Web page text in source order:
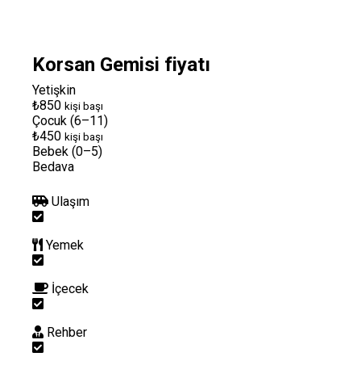
Korsan Gemisi fiyatı
Yetişkin
₺850 kişi başı
Çocuk (6–11)
₺450 kişi başı
Bebek (0–5)
Bedava
Ulaşım
Yemek
İçecek
Rehber